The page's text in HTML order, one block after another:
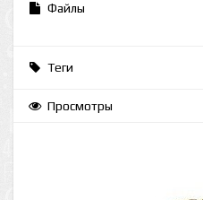
Файлы
Теги
Просмотры